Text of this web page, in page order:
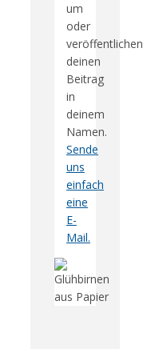
um
oder
veröffentlichen
deinen
Beitrag
in
deinem
Namen.
Sende
uns
einfach
eine
E-
Mail.